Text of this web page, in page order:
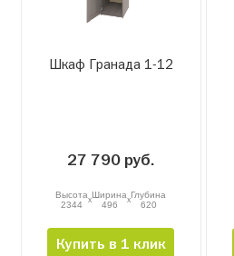
Шкаф Гранада 1-12
27 790 руб.
Высота
2344
xШирина
496
xГлубина
620
Купить в 1 клик